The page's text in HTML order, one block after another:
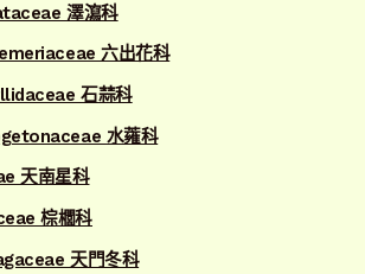
澤瀉科
六出花科
石蒜科
水蕹科
天南星科
棕櫚科
天門冬科